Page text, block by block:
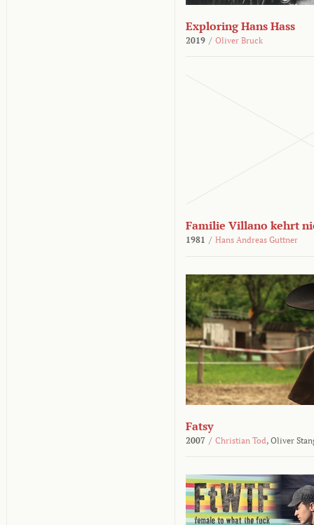
Exploring Hans Hass
2019 / Oliver Bruck
Familie Villano kehrt
1981 / Hans Andreas Guttner
Fatsy
2007 / Christian Tod, Oliver